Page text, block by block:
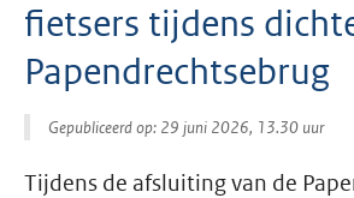
fietsers tijdens
Papendrechtsebrug
Gepubliceerd op: 29 juni 2026, 13.30 uur
Tijdens de afsluiting van de